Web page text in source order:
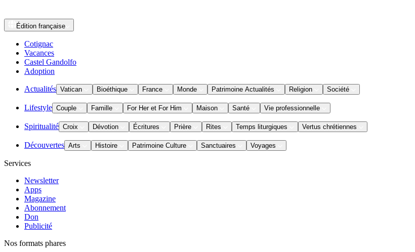
Édition française
Cotignac
Vacances
Castel Gandolfo
Adoption
Actualités Vatican Bioéthique France Monde Patrimoine Actualités Religion Société
Lifestyle Couple Famille For Her et For Him Maison Santé Vie professionnelle
Spiritualité Croix Dévotion Écritures Prière Rites Temps liturgiques Vertus chrétiennes
Découvertes Arts Histoire Patrimoine Culture Sanctuaires Voyages
Services
Newsletter
Apps
Magazine
Abonnement
Don
Publicité
Nos formats phares